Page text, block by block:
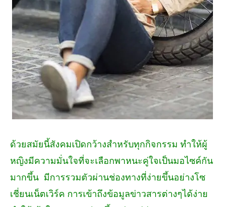
ด้วยสมัยนี้สังคมเปิดกว้างสำหรับทุกกิจกรรม ทำให้ผู้
หญิงมีความมั่นใจที่จะเลือกพาหนะคู่ใจเป็นมอไซค์กัน
มากขึ้น มีการรวมตัวผ่านช่องทางที่ง่ายขึ้นอย่างโซ
เชี่ยนเน็ตเวิร์ค การเข้าถึงข้อมูลข่าวสารต่างๆได้ง่าย